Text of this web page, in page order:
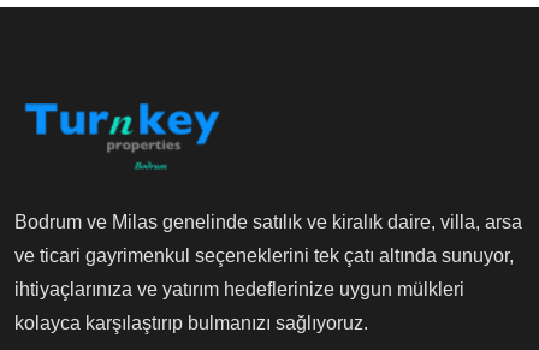
Bodrum ve Milas genelinde satılık ve kiralık daire, villa, arsa
ve ticari gayrimenkul seçeneklerini tek çatı altında sunuyor,
ihtiyaçlarınıza ve yatırım hedeflerinize uygun mülkleri
kolayca karşılaştırıp bulmanızı sağlıyoruz.